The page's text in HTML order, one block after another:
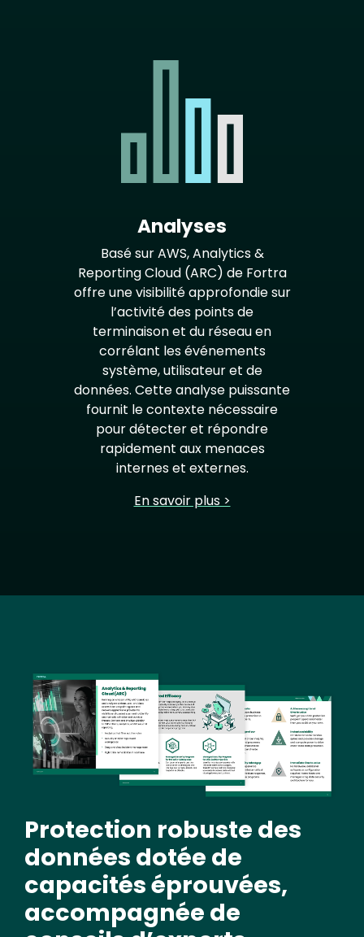
Analyses
Basé sur AWS, Analytics &
Reporting Cloud (ARC) de Fortra
offre une visibilité approfondie sur
l’activité des points de
terminaison et du réseau en
corrélant les événements
système, utilisateur et de
données. Cette analyse puissante
fournit le contexte nécessaire
pour détecter et répondre
rapidement aux menaces
internes et externes.
En savoir plus >
Image
Protection robuste des
données dotée de
capacités éprouvées,
accompagnée de